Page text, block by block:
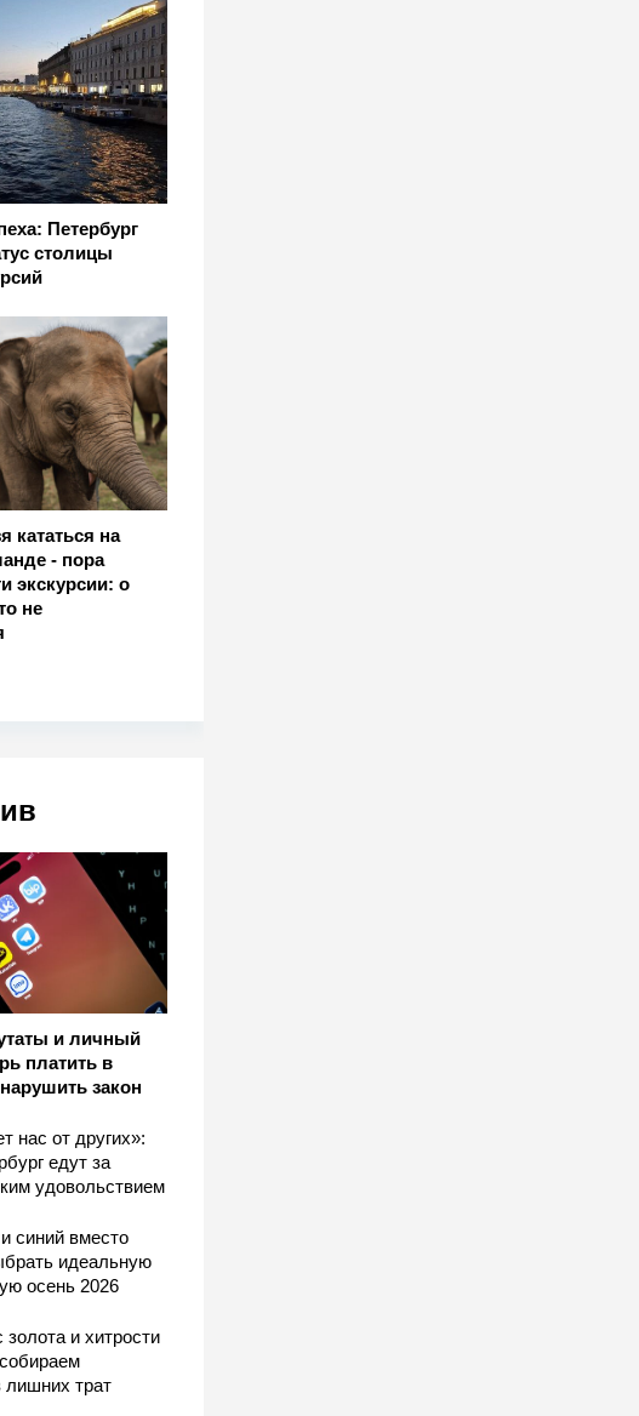
Петербург
столицы
кататься на
- пора
экскурсии: о
не
и личный
платить в
закон
нас от других»:
едут за
удовольствием
синий вместо
идеальную
осень 2026
и хитрости
лишних трат